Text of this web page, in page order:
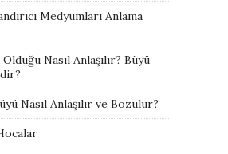
Medyumları Anlama
Nasıl Anlaşılır? Büyü
Nasıl Anlaşılır ve Bozulur?